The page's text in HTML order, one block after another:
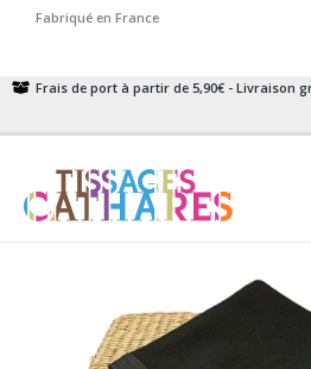
Fabriqué en France
Frais de port à partir de 5,90€ - Livraison